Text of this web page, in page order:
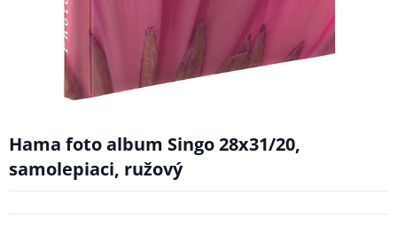
Hama foto album Singo 28x31/20,
samolepiaci, ružový